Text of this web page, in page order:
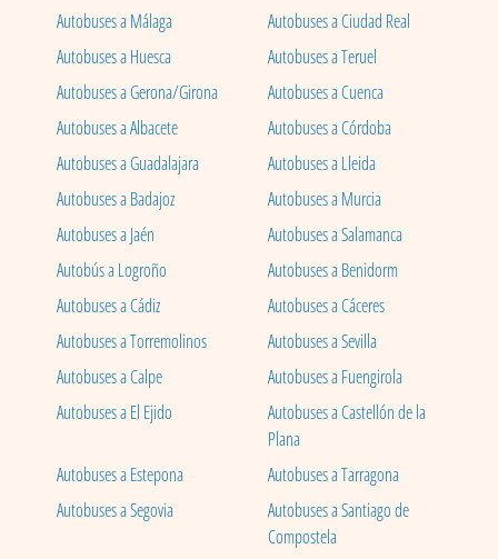
Autobuses a Málaga
Autobuses a Ciudad Real
Autobuses a Huesca
Autobuses a Teruel
Autobuses a Gerona/Girona
Autobuses a Cuenca
Autobuses a Albacete
Autobuses a Córdoba
Autobuses a Guadalajara
Autobuses a Lleida
Autobuses a Badajoz
Autobuses a Murcia
Autobuses a Jaén
Autobuses a Salamanca
Autobús a Logroño
Autobuses a Benidorm
Autobuses a Cádiz
Autobuses a Cáceres
Autobuses a Torremolinos
Autobuses a Sevilla
Autobuses a Calpe
Autobuses a Fuengirola
Autobuses a El Ejido
Autobuses a Castellón de la
Plana
Autobuses a Estepona
Autobuses a Tarragona
Autobuses a Segovia
Autobuses a Santiago de
Compostela